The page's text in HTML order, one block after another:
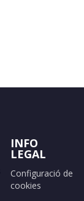
INFO
LEGAL
Configuració de
cookies